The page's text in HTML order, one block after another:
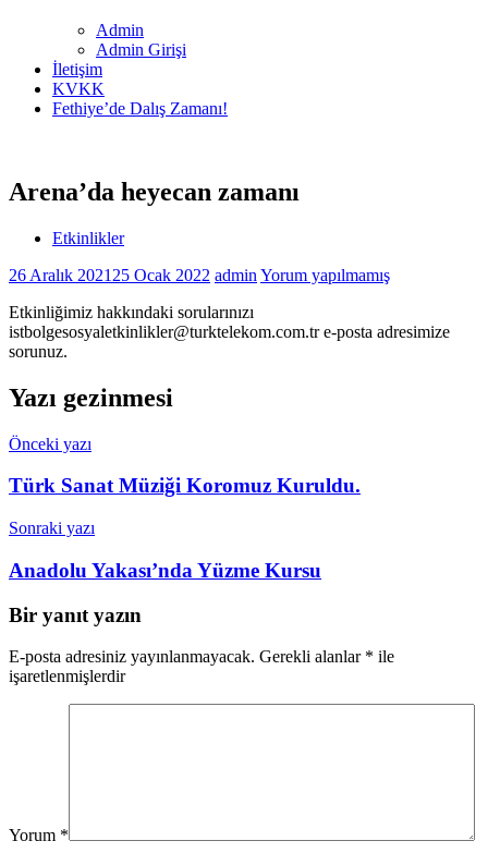
Admin
Admin Girişi
İletişim
KVKK
Fethiye’de Dalış Zamanı!
Arena’da heyecan zamanı
Etkinlikler
26 Aralık 2021 25 Ocak 2022 admin Yorum yapılmamış
Etkinliğimiz hakkındaki sorularınızı
istbolgesosyaletkinlikler@turktelekom.com.tr e-posta adresimize
sorunuz.
Yazı gezinmesi
Önceki yazı
Türk Sanat Müziği Koromuz Kuruldu.
Sonraki yazı
Anadolu Yakası’nda Yüzme Kursu
Bir yanıt yazın
E-posta adresiniz yayınlanmayacak. Gerekli alanlar * ile
işaretlenmişlerdir
Yorum *